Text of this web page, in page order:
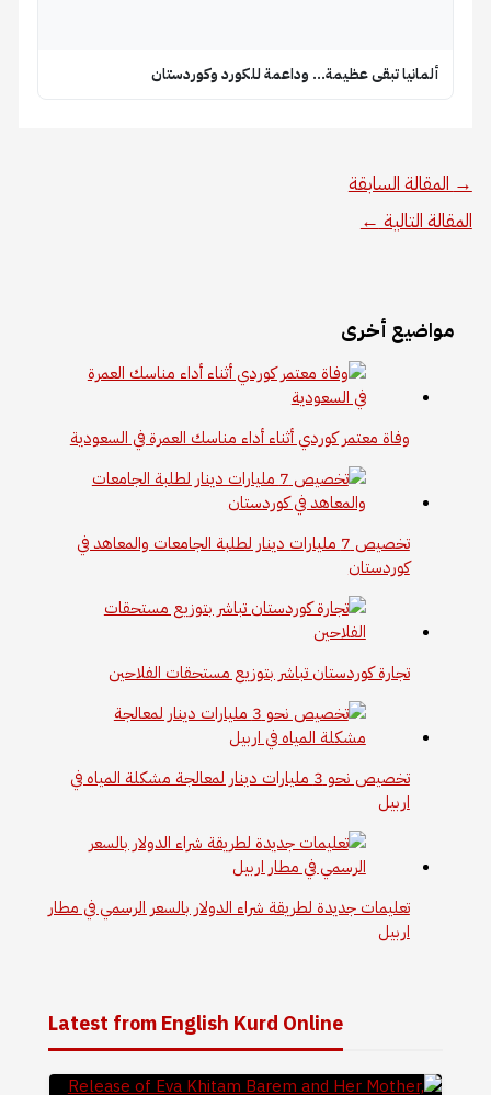
ألمانيا تبقى عظيمة… وداعمة للكورد وكوردستان
→ المقالة السابقة
المقالة التالية ←
مواضيع أخرى
وفاة معتمر كوردي أثناء أداء مناسك العمرة في السعودية
تخصيص 7 مليارات دينار لطلبة الجامعات والمعاهد في
كوردستان
تجارة كوردستان تباشر بتوزيع مستحقات الفلاحين
تخصيص نحو 3 مليارات دينار لمعالجة مشكلة المياه في
اربيل
تعليمات جديدة لطريقة شراء الدولار بالسعر الرسمي في مطار
اربيل
Latest from English Kurd Online